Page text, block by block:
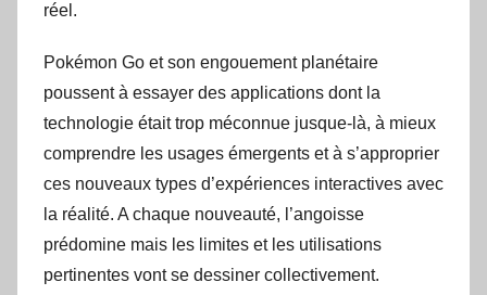
réel.
Pokémon Go et son engouement planétaire
poussent à essayer des applications dont la
technologie était trop méconnue jusque-là, à mieux
comprendre les usages émergents et à s’approprier
ces nouveaux types d’expériences interactives avec
la réalité. A chaque nouveauté, l’angoisse
prédomine mais les limites et les utilisations
pertinentes vont se dessiner collectivement.